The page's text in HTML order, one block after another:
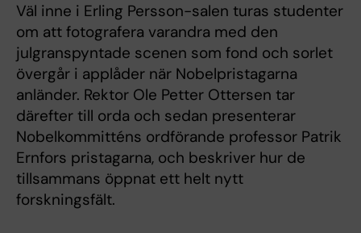
Väl inne i Erling Persson-salen turas studenter
om att fotografera varandra med den
julgranspyntade scenen som fond och sorlet
övergår i applåder när Nobelpristagarna
anländer. Rektor Ole Petter Ottersen tar
därefter till orda och sedan presenterar
Nobelkommitténs ordförande professor Patrik
Ernfors pristagarna, och beskriver hur de
tillsammans öppnat ett helt nytt
forskningsfält.